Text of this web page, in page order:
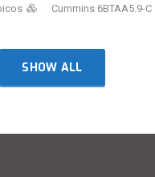
Cummins 6BTAA5.9-C
SHOW ALL